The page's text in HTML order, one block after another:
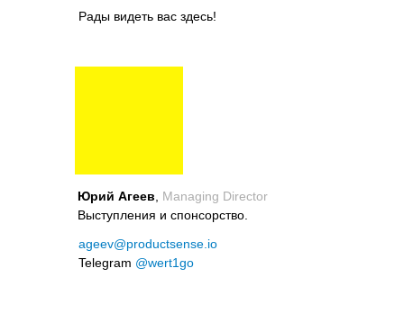
Рады видеть вас здесь!
Юрий Агеев
Managing Director
Выступления и спонсорство.
ageev@productsense.io
Telegram @wert1go